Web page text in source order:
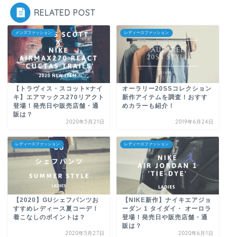
RELATED POST
メンズファッション
【トラヴィス・スコット×ナイ
キ】エアマックス270リアクト
登場！発売日や販売店舗・通
販は？
2020年5月21日
レディースファッション
オーラリー20SSコレクション
新作アイテムを調査！おすす
めカラーも紹介！
2019年6月24日
レディースファッション
【2020】GUシェフパンツお
すすめレディース夏コーデ！
着こなしのポイントは？
2020年5月27日
レディースファッション
【NIKE新作】ナイキエアジョ
ーダン 1 タイダイ・ オーロラ
登場！発売日や販売店舗・通
販は？
2020年6月1日